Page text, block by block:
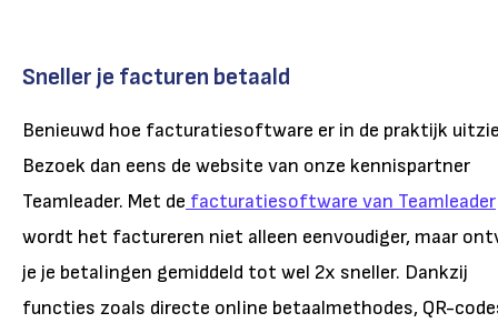
Sneller je facturen betaald
Benieuwd hoe facturatiesoftware er in de praktijk
Bezoek dan eens de website van onze kennispartner
Teamleader. Met de facturatiesoftware van Teamleader
wordt het factureren niet alleen eenvoudiger, maar
je je betalingen gemiddeld tot wel 2x sneller. Dankzij
functies zoals directe online betaalmethodes, QR-